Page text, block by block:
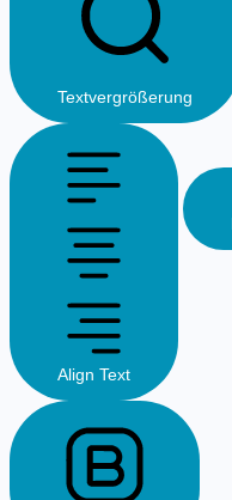
Textvergrößerung
Align Text